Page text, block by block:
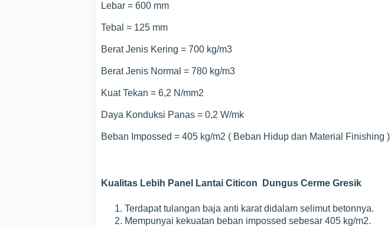
Lebar = 600 mm
Tebal = 125 mm
Berat Jenis Kering = 700 kg/m3
Berat Jenis Normal = 780 kg/m3
Kuat Tekan = 6,2 N/mm2
Daya Konduksi Panas = 0,2 W/mk
Beban Impossed = 405 kg/m2 ( Beban Hidup dan Material Finishing )
Kualitas Lebih Panel Lantai Citicon Dungus Cerme Gresik
Terdapat tulangan baja anti karat didalam selimut betonnya.
Mempunyai kekuatan beban impossed sebesar 405 kg/m2.